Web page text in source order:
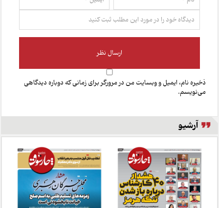
ذخیره نام، ایمیل و وبسایت من در مرورگر برای زمانی که دوباره دیدگاهی
می‌نویسم.
آرشیو